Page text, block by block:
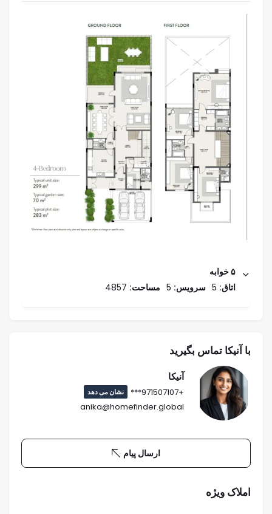
۵ خوابه
اتاق:
سرویس: مساحت:
با آنیکا تماس بگیرید
آنیکا
+971507107*** نشان می دهد
anika@homefinder.global
ارسال پیام
املاک ویژه